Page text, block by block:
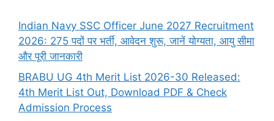
Indian Navy SSC Officer June 2027 Recruitment
2026: 275 पदों पर भर्ती, आवेदन शुरू, जानें योग्यता, आयु सीमा
और पूरी जानकारी
BRABU UG 4th Merit List 2026-30 Released:
4th Merit List Out, Download PDF & Check
Admission Process